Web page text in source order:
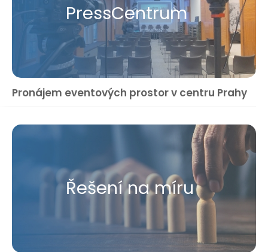
Press​Centrum
Pronájem eventových prostor v centru Prahy
Řešení na míru